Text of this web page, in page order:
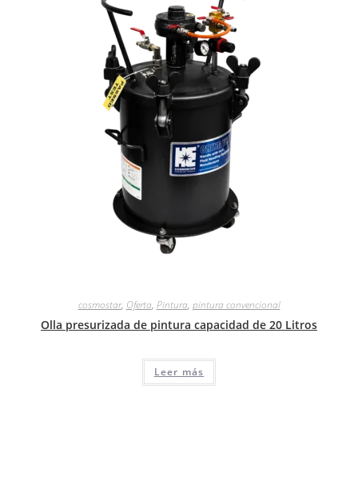
cosmostar, Oferta, Pintura, pintura convencional
Olla presurizada de pintura capacidad de 20 Litros
Leer más